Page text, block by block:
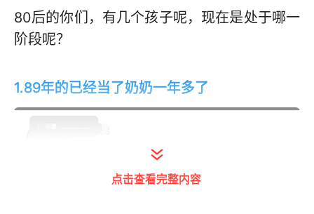
80后的你们，有几个孩子呢，现在是处于哪一
阶段呢？
1.89年的已经当了奶奶一年多了
点击查看完整内容